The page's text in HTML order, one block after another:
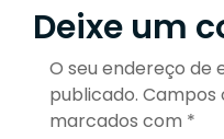
Deixe um
O seu endereço de
publicado. Campos
marcados com *